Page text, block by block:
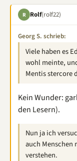
R Rolf(rolf22)
Georg S. schrieb:
Viele haben es
wohl meinte,
Mentis stercore
Kein Wunder:
den Lesern).
Nun ja ich
auch Menschen
verstehen.